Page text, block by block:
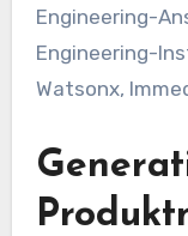
Engineering-
Engineering-
Watsonx,